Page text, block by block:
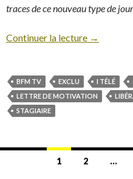
traces de ce nouveau type de
Continuer la lecture →
BFM TV EXCLU I TÉLÉ
LETTRE DE MOTIVATION
STAGIAIRE
1 2 …